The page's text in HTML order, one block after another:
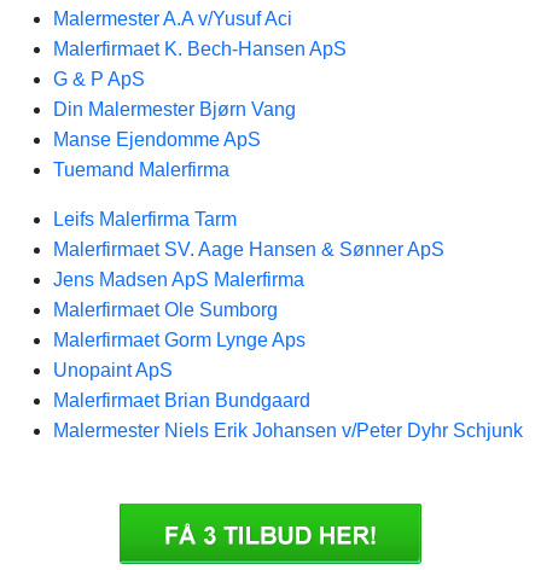
Malermester A.A v/Yusuf Aci
Malerfirmaet K. Bech-Hansen ApS
G & P ApS
Din Malermester Bjørn Vang
Manse Ejendomme ApS
Tuemand Malerfirma
Leifs Malerfirma Tarm
Malerfirmaet SV. Aage Hansen & Sønner ApS
Jens Madsen ApS Malerfirma
Malerfirmaet Ole Sumborg
Malerfirmaet Gorm Lynge Aps
Unopaint ApS
Malerfirmaet Brian Bundgaard
Malermester Niels Erik Johansen v/Peter Dyhr Schjunk